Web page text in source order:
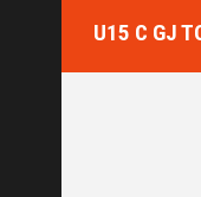
U15 C GJ